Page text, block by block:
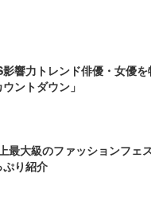
影響力トレンド俳優・女優
ントダウン」
最大級のファッションフェ
ぷり紹介